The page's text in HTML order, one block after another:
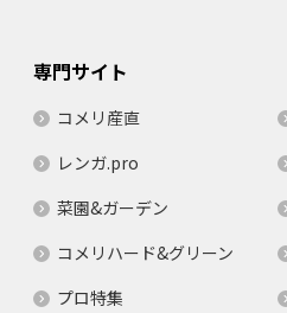
専門サイト
コメリ産直
レンガ.pro
菜園&ガーデン
コメリハード&グリーン
プロ特集